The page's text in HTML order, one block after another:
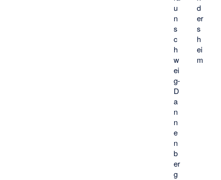
d
er
s
h
ei
m
u
n
s
c
h
w
ei
g-
D
a
n
n
e
n
b
er
g